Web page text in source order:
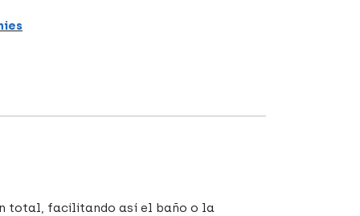
total, facilitando así el baño o la